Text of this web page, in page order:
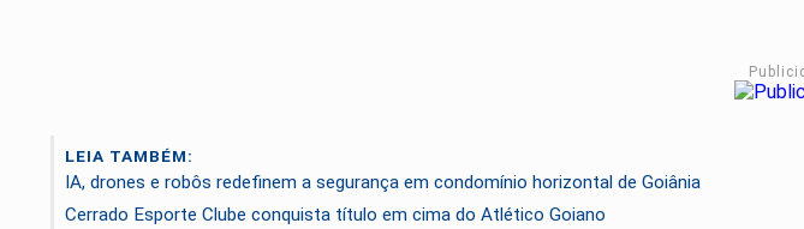
LEIA TAMBÉM:
IA, drones e robôs redefinem a segurança em condomínio horizontal de Goiânia
Cerrado Esporte Clube conquista título em cima do Atlético Goiano